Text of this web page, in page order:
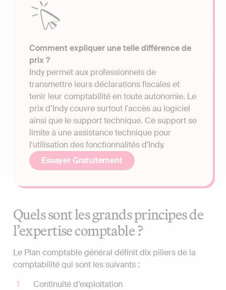
Comment expliquer une telle différence de
prix ?
Indy permet aux professionnels de
transmettre leurs déclarations fiscales et
tenir leur comptabilité en toute autonomie. Le
prix d’Indy couvre surtout l'accès au logiciel
ainsi que le support technique. Ce support se
limite à une assistance technique pour
l'utilisation des fonctionnalités d'Indy.
Essayer Gratuitement
Quels sont les grands principes de
l’expertise comptable ?
Le Plan comptable général définit dix piliers de la
comptabilité qui sont les suivants :
Continuité d’exploitation